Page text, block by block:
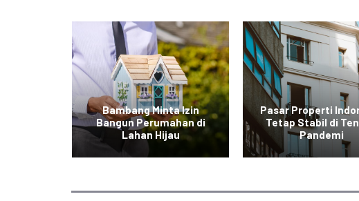
Bambang Minta Izin
Bangun Perumahan di
Lahan Hijau
Pasar Properti
Tetap Stabil di
Pandemi